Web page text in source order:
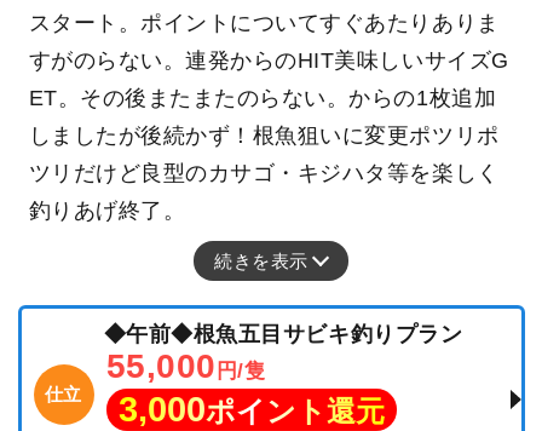
スタート。ポイントについてすぐあたりありま
すがのらない。連発からのHIT美味しいサイズG
ET。その後またまたのらない。からの1枚追加
しましたが後続かず！根魚狙いに変更ポツリポ
ツリだけど良型のカサゴ・キジハタ等を楽しく
釣りあげ終了。
続きを表示
仕立
◆午前◆根魚五目サビキ釣りプラン
55,000 円/隻
3,000ポイント還元